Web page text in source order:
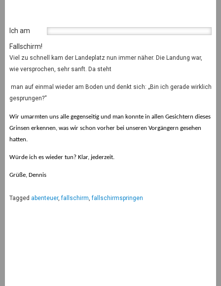
Ich am
Fallschirm!
Viel zu schnell kam der Landeplatz nun immer näher. Die Landung war,
wie versprochen, sehr sanft. Da steht
man auf einmal wieder am Boden und denkt sich: „Bin ich gerade wirklich
gesprungen?“
Wir umarmten uns alle gegenseitig und man konnte in allen Gesichtern dieses
Grinsen erkennen, was wir schon vorher bei unseren Vorgängern gesehen
hatten.
Würde ich es wieder tun? Klar, jederzeit.
Grüße, Dennis
Tagged abenteuer,fallschirm ,fallschirmspringen